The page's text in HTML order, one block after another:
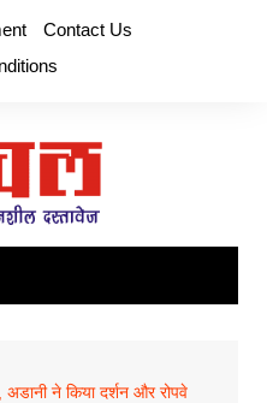
Contact Us
ने किया दर्शन और रोपवे